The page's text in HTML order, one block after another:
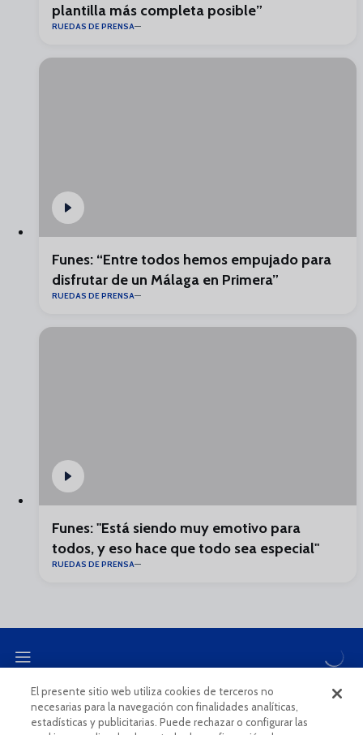
plantilla más completa posible”
RUEDAS DE PRENSA
Funes: “Entre todos hemos empujado para
disfrutar de un Málaga en Primera”
RUEDAS DE PRENSA
Funes: "Está siendo muy emotivo para
todos, y eso hace que todo sea especial"
RUEDAS DE PRENSA
CANAL ÉTICO
El presente sitio web utiliza cookies de terceros no
necesarias para la navegación con finalidades analíticas,
estadísticas y publicitarias. Puede rechazar o configurar las